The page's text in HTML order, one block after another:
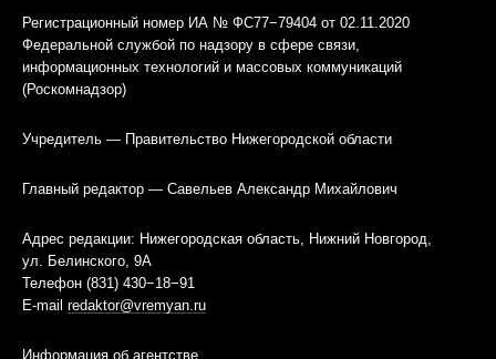
Регистрационный номер ИА № ФС77−79404 от 02.11.2020
Федеральной службой по надзору в сфере связи,
информационных технологий и массовых коммуникаций
(Роскомнадзор)
Учредитель — Правительство Нижегородской области
Главный редактор — Савельев Александр Михайлович
Адрес редакции: Нижегородская область, Нижний Новгород,
ул. Белинского, 9А
Телефон (831) 430−18−91
E-mail redaktor@vremyan.ru
Информация об агентстве